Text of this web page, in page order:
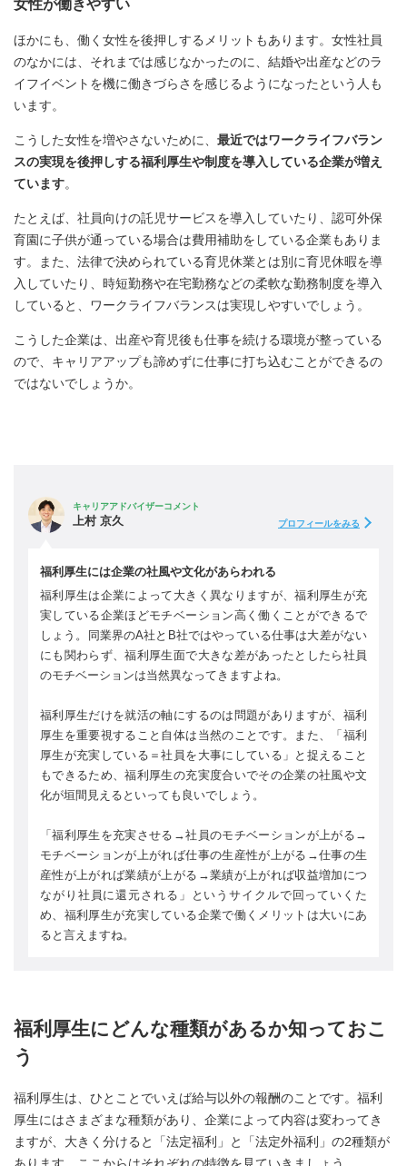
女性が働きやすい
ほかにも、働く女性を後押しするメリットもあります。女性社員
のなかには、それまでは感じなかったのに、結婚や出産などのラ
イフイベントを機に働きづらさを感じるようになったという人も
います。
こうした女性を増やさないために、 最近ではワークライフバラン
スの実現を後押しする福利厚生や制度を導入している企業が増え
ています。
たとえば、社員向けの託児サービスを導入していたり、認可外保
育園に子供が通っている場合は費用補助をしている企業もありま
す。また、法律で決められている育児休業とは別に育児休暇を導
入していたり、時短勤務や在宅勤務などの柔軟な勤務制度を導入
していると、ワークライフバランスは実現しやすいでしょう。
こうした企業は、出産や育児後も仕事を続ける環境が整っている
ので、キャリアアップも諦めずに仕事に打ち込むことができるの
ではないでしょうか。
キャリアアドバイザーコメント
上村 京久 プロフィールをみる
福利厚生には企業の社風や文化があらわれる
福利厚生は企業によって大きく異なりますが、福利厚生が充
実している企業ほどモチベーション高く働くことができるで
しょう。同業界のA社とB社ではやっている仕事は大差がない
にも関わらず、福利厚生面で大きな差があったとしたら社員
のモチベーションは当然異なってきますよね。
福利厚生だけを就活の軸にするのは問題がありますが、福利
厚生を重要視すること自体は当然のことです。また、「福利
厚生が充実している＝社員を大事にしている」と捉えること
もできるため、福利厚生の充実度合いでその企業の社風や文
化が垣間見えるといっても良いでしょう。
「福利厚生を充実させる→社員のモチベーションが上がる→
モチベーションが上がれば仕事の生産性が上がる→仕事の生
産性が上がれば業績が上がる→業績が上がれば収益増加につ
ながり社員に還元される」というサイクルで回っていくた
め、福利厚生が充実している企業で働くメリットは大いにあ
ると言えますね。
福利厚生にどんな種類があるか知っておこ
う
福利厚生は、ひとことでいえば給与以外の報酬のことです。福利
厚生にはさまざまな種類があり、企業によって内容は変わってき
ますが、大きく分けると「法定福利」と「法定外福利」の2種類が
あります。ここからはそれぞれの特徴を見ていきましょう。